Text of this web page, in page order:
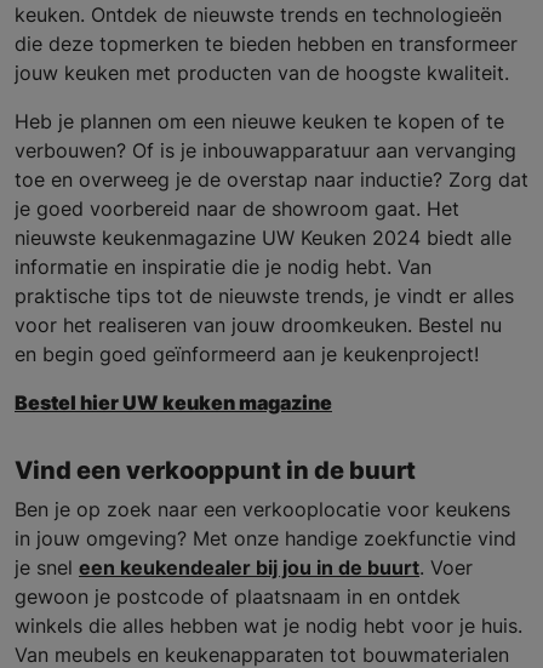
keuken. Ontdek de nieuwste trends en technologieën
die deze topmerken te bieden hebben en transformeer
jouw keuken met producten van de hoogste kwaliteit.
Heb je plannen om een nieuwe keuken te kopen of te
verbouwen? Of is je inbouwapparatuur aan vervanging
toe en overweeg je de overstap naar inductie? Zorg dat
je goed voorbereid naar de showroom gaat. Het
nieuwste keukenmagazine UW Keuken 2024 biedt alle
informatie en inspiratie die je nodig hebt. Van
praktische tips tot de nieuwste trends, je vindt er alles
voor het realiseren van jouw droomkeuken. Bestel nu
en begin goed geïnformeerd aan je keukenproject!
Bestel hier UW keuken magazine
Vind een verkooppunt in de buurt
Ben je op zoek naar een verkooplocatie voor keukens
in jouw omgeving? Met onze handige zoekfunctie vind
je snel een keukendealer bij jou in de buurt. Voer
gewoon je postcode of plaatsnaam in en ontdek
winkels die alles hebben wat je nodig hebt voor je huis.
Van meubels en keukenapparaten tot bouwmaterialen